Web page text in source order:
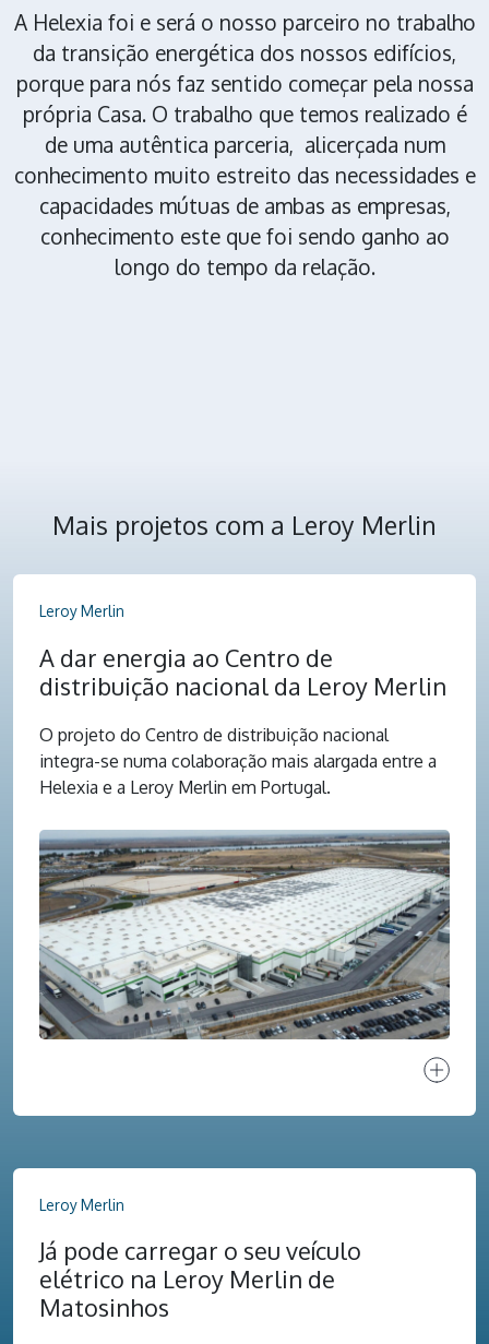
A Helexia foi e será o nosso parceiro no trabalho
da transição energética dos nossos edifícios,
porque para nós faz sentido começar pela nossa
própria Casa. O trabalho que temos realizado é
de uma autêntica parceria, alicerçada num
conhecimento muito estreito das necessidades e
capacidades mútuas de ambas as empresas,
conhecimento este que foi sendo ganho ao
longo do tempo da relação.
Mais projetos com a Leroy Merlin
Leroy Merlin
A dar energia ao Centro de
distribuição nacional da Leroy Merlin
O projeto do Centro de distribuição nacional
integra-se numa colaboração mais alargada entre a
Helexia e a Leroy Merlin em Portugal.
Ver
Leroy Merlin
Já pode carregar o seu veículo
elétrico na Leroy Merlin de
Matosinhos